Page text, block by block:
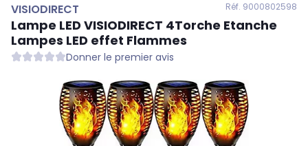
VISIODIRECT Réf. 9000802598
Lampe LED VISIODIRECT 4Torche Etanche
Lampes LED effet Flammes
Donner le premier avis